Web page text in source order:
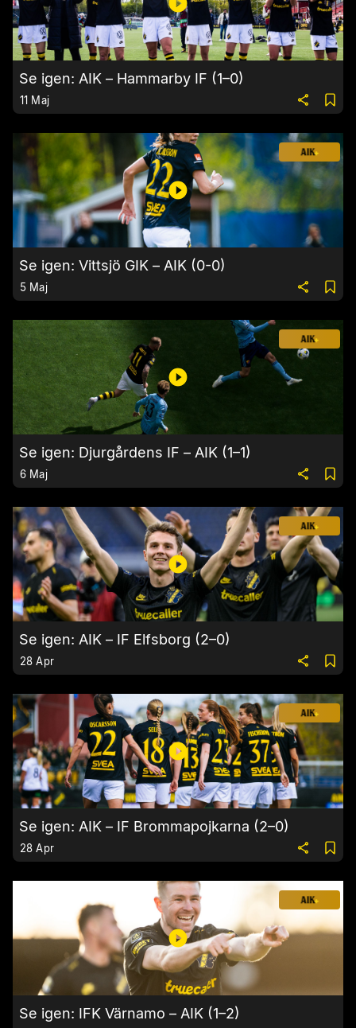
Se igen: AIK – Hammarby IF (1–0)
11 Maj
Se igen: Vittsjö GIK – AIK (0-0)
5 Maj
Se igen: Djurgårdens IF – AIK (1–1)
6 Maj
Se igen: AIK – IF Elfsborg (2–0)
28 Apr
Se igen: AIK – IF Brommapojkarna (2–0)
28 Apr
Se igen: IFK Värnamo – AIK (1–2)